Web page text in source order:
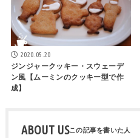
2020.05.20
ジンジャークッキー・スウェーデ
ン風【ムーミンのクッキー型で作
成】
ABOUT US